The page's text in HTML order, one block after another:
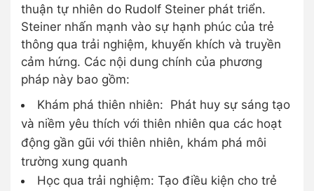
thuận tự nhiên do Rudolf Steiner phát triển.
Steiner nhấn mạnh vào sự hạnh phúc của trẻ
thông qua trải nghiệm, khuyến khích và truyền
cảm hứng. Các nội dung chính của phương
pháp này bao gồm:
Khám phá thiên nhiên: Phát huy sự sáng tạo
và niềm yêu thích với thiên nhiên qua các hoạt
động gần gũi với thiên nhiên, khám phá môi
trường xung quanh
Học qua trải nghiệm: Tạo điều kiện cho trẻ